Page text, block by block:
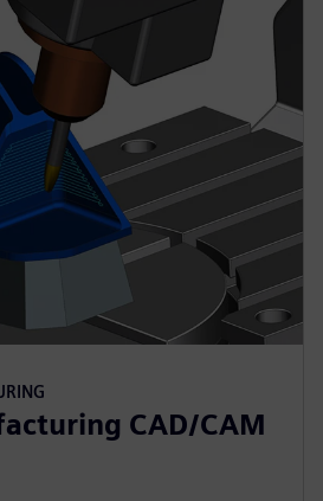
CAD/CAM